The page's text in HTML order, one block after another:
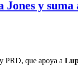
y
PRD, que apoya a